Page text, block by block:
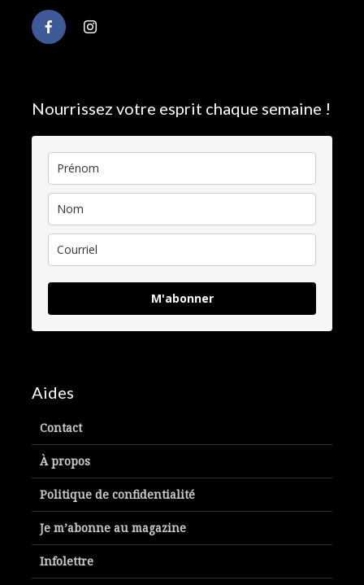
Nourrissez votre esprit chaque semaine !
M'abonner
Aides
Contact
À propos
Politique de confidentialité
Je m’abonne au magazine
Infolettre